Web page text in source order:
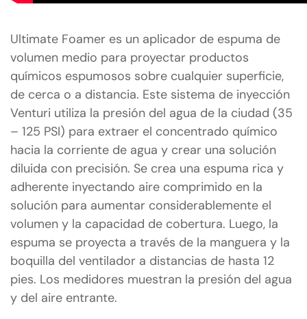
Ultimate Foamer es un aplicador de espuma de
volumen medio para proyectar productos
químicos espumosos sobre cualquier superficie,
de cerca o a distancia. Este sistema de inyección
Venturi utiliza la presión del agua de la ciudad (35
– 125 PSI) para extraer el concentrado químico
hacia la corriente de agua y crear una solución
diluida con precisión. Se crea una espuma rica y
adherente inyectando aire comprimido en la
solución para aumentar considerablemente el
volumen y la capacidad de cobertura. Luego, la
espuma se proyecta a través de la manguera y la
boquilla del ventilador a distancias de hasta 12
pies. Los medidores muestran la presión del agua
y del aire entrante.